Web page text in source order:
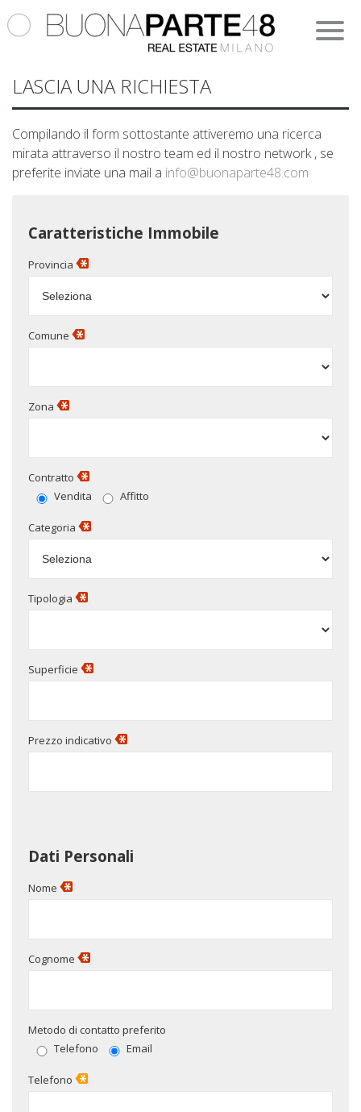
News
More
Mission
Partners
Contact
Lascia Una Richiesta
Proponi Il Tuo Immobile
Immobili Residenziali
Immobili In Vendita
Immobili In Affitto
Immobili Preferiti
LASCIA UNA RICHIESTA
Compilando il form sottostante attiveremo una ricerca
mirata attraverso il nostro team ed il nostro network , se
preferite inviate una mail a info@buonaparte48.com
Caratteristiche Immobile
Provincia
Comune
Zona
Contratto
Vendita
Affitto
Categoria
Tipologia
Superficie
Prezzo indicativo
Dati Personali
Nome
Cognome
Metodo di contatto preferito
Telefono
Email
Telefono